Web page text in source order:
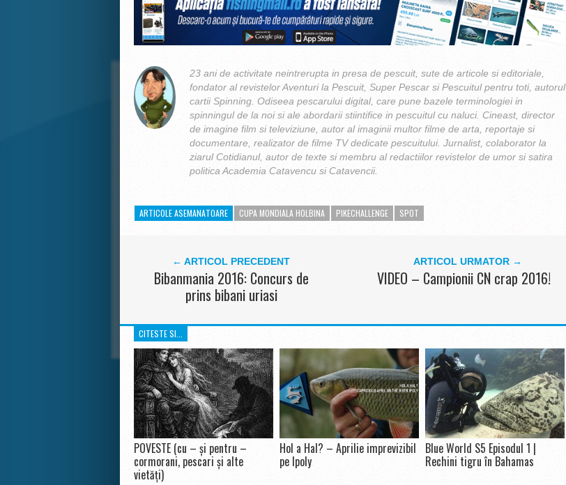
23 ani de activitate neintrerupta in presa de pescuit, sute de articole si editoriale,
fondator al revistelor Aventuri la Pescuit, Super Pescar si Pescuitul pentru toti, autorul
cartii Spinning. Odiseea pescarului digital, care pune bazele terminologiei in
spinningul de la noi si ale abordarii stiintifice in pescuitul cu naluci. Cineast, director
de imagine film si televiziune, autor al imaginii multor filme de arta, reportaje si
documentare, realizator de filme TV dedicate pescuitului. Jurnalist, colaborator la
ziarul Cotidianul, autor de texte si membru al redactiilor revistelor de umor si satira
politica Academia Catavencu si Catavencii.
ARTICOLE ASEMANATOARE CUPA MONDIALA HOLBINA PIKECHALLENGE SPOT
← ARTICOL PRECEDENT
Bibanmania 2016: Concurs de
prins bibani uriasi
ARTICOL URMATOR →
VIDEO – Campionii CN crap 2016!
CITESTE SI...
POVESTE (cu – și pentru –
cormorani, pescari și alte
vietăți)
Hol a Hal? – Aprilie imprevizibil
pe Ipoly
Blue World S5 Episodul 1 |
Rechini tigru în Bahamas